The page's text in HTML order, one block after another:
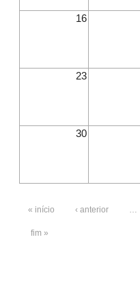
16
23
30
« início ‹ anterior …
fim »